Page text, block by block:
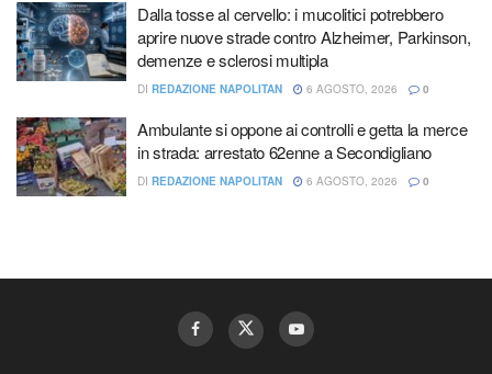
Dalla tosse al cervello: i mucolitici potrebbero
aprire nuove strade contro Alzheimer, Parkinson,
demenze e sclerosi multipla
DI REDAZIONE NAPOLITAN 6 AGOSTO, 2026 0
Ambulante si oppone ai controlli e getta la merce
in strada: arrestato 62enne a Secondigliano
DI REDAZIONE NAPOLITAN 6 AGOSTO, 2026 0